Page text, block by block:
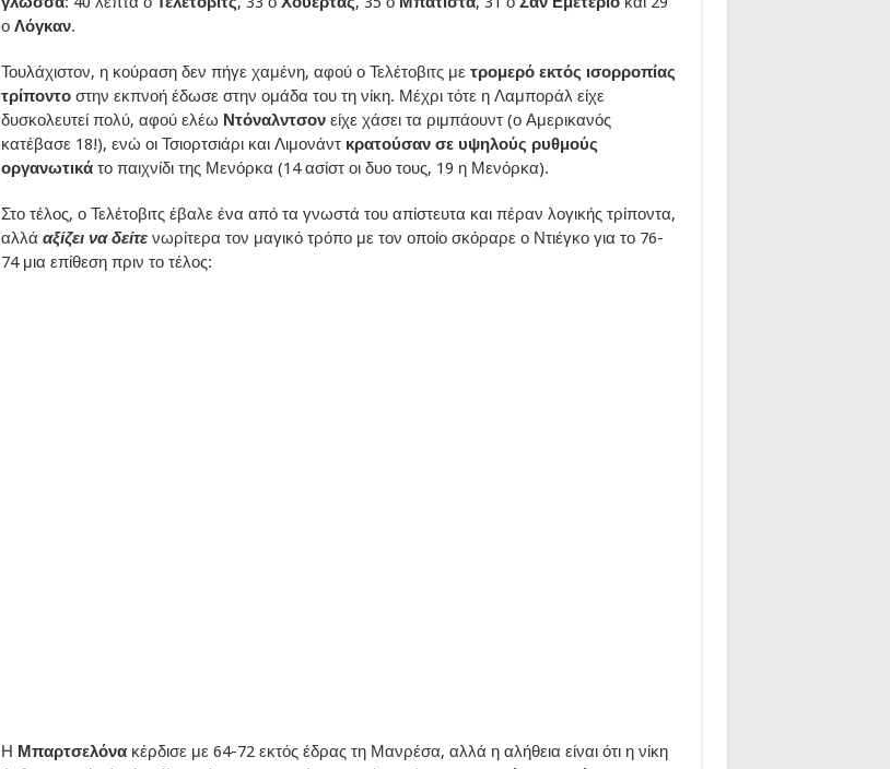
ο Λόγκαν.
Τουλάχιστον, η κούραση δεν πήγε χαμένη, αφού ο Τελέτοβιτς με τρομερό εκτός ισορροπίας
τρίποντοστην εκπνοή έδωσε στην ομάδα του τη νίκη. Μέχρι τότε η Λαμποράλ είχε
δυσκολευτεί πολύ, αφού ελέω Ντόναλντσονείχε χάσει τα ριμπάουντ (ο Αμερικανός
κατέβασε 18!), ενώ οι Τσιορτσιάρι και Λιμονάντ κρατούσαν σε υψηλούς ρυθμούς
οργανωτικάτο παιχνίδι της Μενόρκα (14 ασίστ οι δυο τους, 19 η Μενόρκα).
Στο τέλος, ο Τελέτοβιτς έβαλε ένα από τα γνωστά του απίστευτα και πέραν λογικής τρίποντα,
αλλά αξίζει να δείτενωρίτερα τον μαγικό τρόπο με τον οποίο σκόραρε ο Ντιέγκο για το 76-
74 μια επίθεση πριν το τέλος:
Η Μπαρτσελόνακέρδισε με 64-72 εκτός έδρας τη Μανρέσα, αλλά η αλήθεια είναι ότι η νίκη